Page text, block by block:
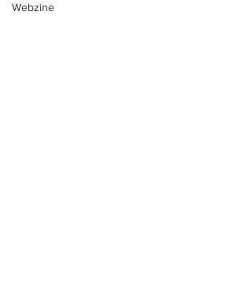
Webzine